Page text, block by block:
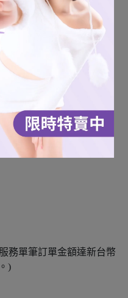
務單筆訂單金額達新台幣
)